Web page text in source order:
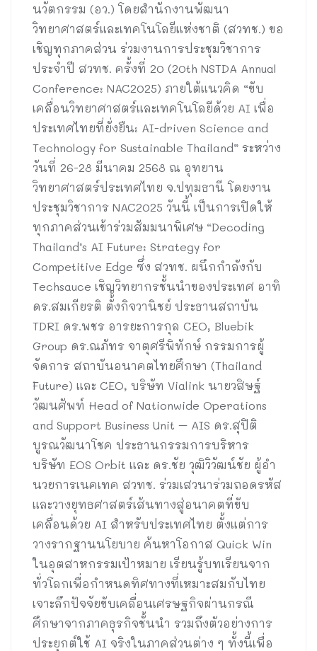
นวัตกรรม (อว.) โดยสำนักงานพัฒนา
วิทยาศาสตร์และเทคโนโลยีแห่งชาติ (สวทช.) ขอ
เชิญทุกภาคส่วน ร่วมงานการประชุมวิชาการ
ประจำปี สวทช. ครั้งที่ 20 (20th NSTDA Annual
Conference: NAC2025) ภายใต้แนวคิด “ขับ
เคลื่อนวิทยาศาสตร์และเทคโนโลยีด้วย AI เพื่อ
ประเทศไทยที่ยั่งยืน: AI-driven Science and
Technology for Sustainable Thailand” ระหว่าง
วันที่ 26-28 มีนาคม 2568 ณ อุทยาน
วิทยาศาสตร์ประเทศไทย จ.ปทุมธานี โดยงาน
ประชุมวิชาการ NAC2025 วันนี้ เป็นการเปิดให้
ทุกภาคส่วนเข้าร่วมสัมมนาพิเศษ “Decoding
Thailand’s AI Future: Strategy for
Competitive Edge ซึ่ง สวทช. ผนึกกำลังกับ
Techsauce เชิญวิทยากรชั้นนำของประเทศ อาทิ
ดร.สมเกียรติ ตั้งกิจวานิชย์ ประธานสถาบัน
TDRI ดร.พชร อารยะการกุล CEO, Bluebik
Group ดร.ณภัทร จาตุศรีพิทักษ์ กรรมการผู้
จัดการ สถาบันอนาคตไทยศึกษา (Thailand
Future) และ CEO, บริษัท Vialink นายวสิษฐ์
วัฒนศัพท์ Head of Nationwide Operations
and Support Business Unit – AIS ดร.สุปิติ
บูรณวัฒนาโชค ประธานกรรมการบริหาร
บริษัท EOS Orbit และ ดร.ชัย วุฒิวิวัฒน์ชัย ผู้อำ
นวยการเนคเทค สวทช. ร่วมเสวนาร่วมถอดรหัส
และวางยุทธศาสตร์เส้นทางสู่อนาคตที่ขับ
เคลื่อนด้วย AI สำหรับประเทศไทย ตั้งแต่การ
วางรากฐานนโยบาย ค้นหาโอกาส Quick Win
ในอุตสาหกรรมเป้าหมาย เรียนรู้บทเรียนจาก
ทั่วโลกเพื่อกำหนดทิศทางที่เหมาะสมกับไทย
เจาะลึกปัจจัยขับเคลื่อนเศรษฐกิจผ่านกรณี
ศึกษาจากภาคธุรกิจชั้นนำ รวมถึงตัวอย่างการ
ประยุกต์ใช้ AI จริงในภาคส่วนต่าง ๆ ทั้งนี้เพื่อ